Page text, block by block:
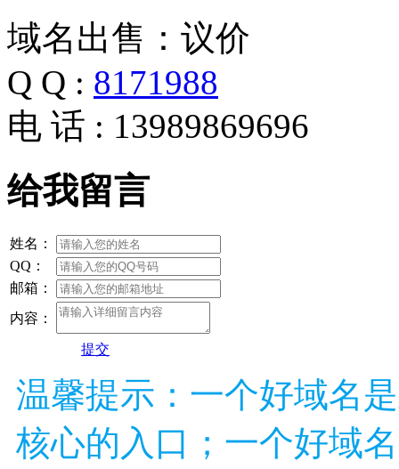
域名出售： 议价
Q Q : 8171988
电 话 : 13989869696
给我留言
姓名：
QQ：
邮箱：
内容：
提交
温馨提示：一个好域名
核心的入口；一个好域